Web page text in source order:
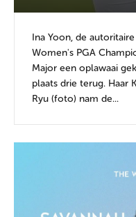
Ina Yoon, de
Women's PGA
Major een oplawaai
plaats drie terug. Haar
Ryu (foto) nam de...